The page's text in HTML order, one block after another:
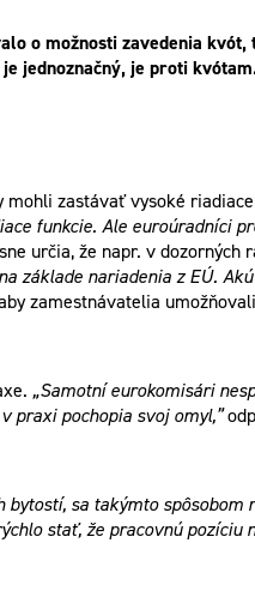
o možnosti zavedenia
jednoznačný, je proti
mohli zastávať vysoké
funkcie. Ale euroúradníci
určia, že napr. v dozorných
základe nariadenia z EÚ.
zamestnávatelia
„Samotní eurokomisári
praxi pochopia svoj omyl,”
bytostí, sa takýmto
stať, že pracovnú